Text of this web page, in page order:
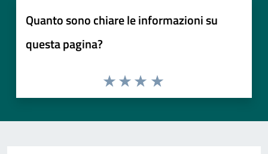
Quanto sono chiare le informazioni su
questa pagina?